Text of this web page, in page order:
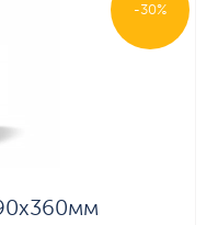
-30%